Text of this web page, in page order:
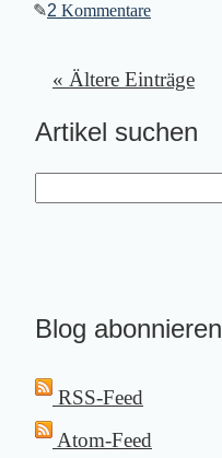
✎2 Kommentare
« Ältere Einträge
Artikel suchen
Blog abonnieren
RSS-Feed
Atom-Feed